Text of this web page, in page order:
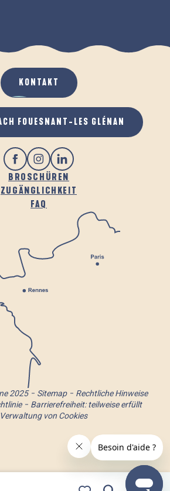
BROSCHÜREN
ZUGÄNGLICHKEIT
FAQ
KONTAKT
FOUESNANT-LES GLÉNAN
2025 Sitemap
Rechtliche Hinweise
Barrierefreiheit: teilweise erfüllt
Verwaltung von Cookies